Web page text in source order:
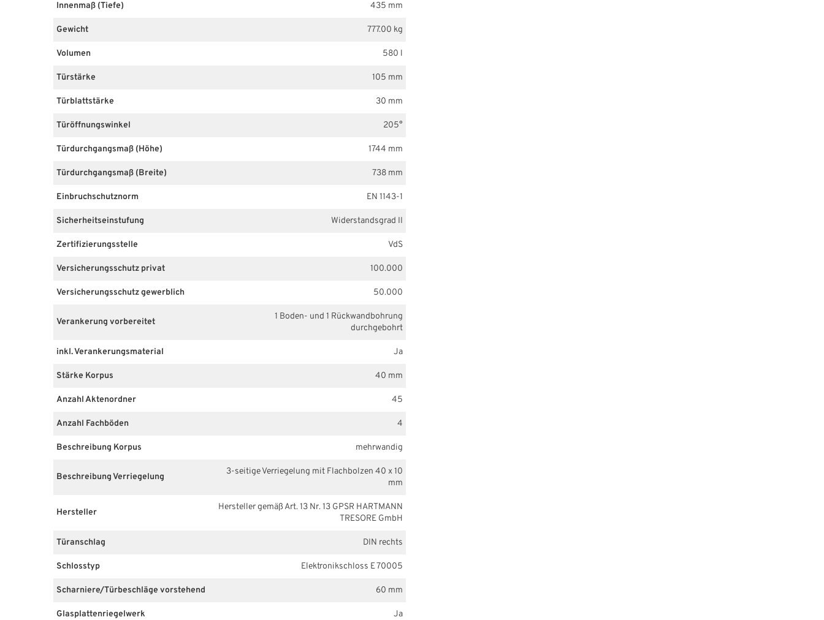
Innenmaß (Tiefe) 435 mm
Gewicht 777.00 kg
Volumen 580 l
Türstärke 105 mm
Türblattstärke 30 mm
Türöffnungswinkel 205°
Türdurchgangsmaß (Höhe) 1744 mm
Türdurchgangsmaß (Breite) 738 mm
Einbruchschutznorm EN 1143-1
Sicherheitseinstufung Widerstandsgrad II
Zertifizierungsstelle VdS
Versicherungsschutz privat 100.000
Versicherungsschutz gewerblich 50.000
Verankerung vorbereitet
1 Boden- und 1 Rückwandbohrung
durchgebohrt
inkl. Verankerungsmaterial Ja
Stärke Korpus 40 mm
Anzahl Aktenordner 45
Anzahl Fachböden 4
Beschreibung Korpus mehrwandig
Beschreibung Verriegelung
3-seitige Verriegelung mit Flachbolzen 40 x 10
mm
Hersteller
Hersteller gemäß Art. 13 Nr. 13 GPSR HARTMANN
TRESORE GmbH
Türanschlag DIN rechts
Schlosstyp Elektronikschloss E 70005
Scharniere/Türbeschläge vorstehend 60 mm
Glasplattenriegelwerk Ja